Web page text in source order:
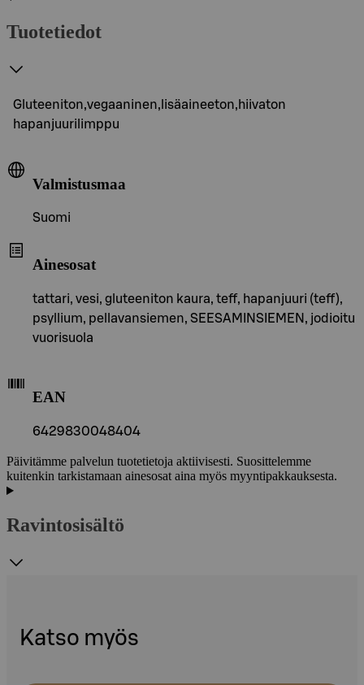
Tuotetiedot
Gluteeniton,vegaaninen,lisäaineeton,hiivaton
hapanjuurilimppu
Valmistusmaa
Suomi
Ainesosat
tattari, vesi, gluteeniton kaura, teff, hapanjuuri (teff),
psyllium, pellavansiemen, SEESAMINSIEMEN, jodioitu
vuorisuola
EAN
6429830048404
Päivitämme palvelun tuotetietoja aktiivisesti. Suosittelemme
kuitenkin tarkistamaan ainesosat aina myös myyntipakkauksesta.
Ravintosisältö
Katso myös